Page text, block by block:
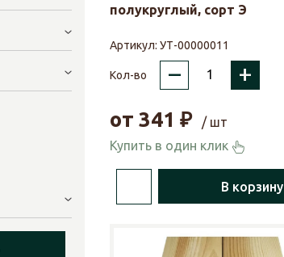
полукруглый, сорт Э
Артикул: УТ-00000011
Кол-во – +
от 341 ₽
/ шт
Купить в один клик
В корзину